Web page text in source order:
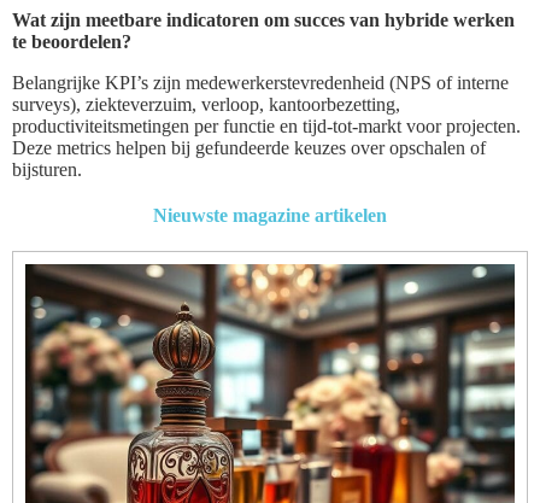
Wat zijn meetbare indicatoren om succes van hybride werken
te beoordelen?
Belangrijke KPI’s zijn medewerkerstevredenheid (NPS of interne
surveys), ziekteverzuim, verloop, kantoorbezetting,
productiviteitsmetingen per functie en tijd-tot-markt voor projecten.
Deze metrics helpen bij gefundeerde keuzes over opschalen of
bijsturen.
Nieuwste magazine artikelen